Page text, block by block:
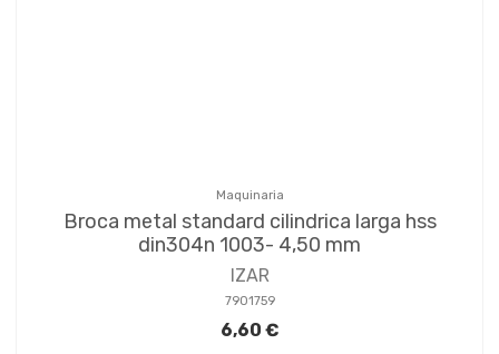
Maquinaria
Broca metal standard cilindrica larga hss
din304n 1003- 4,50 mm
IZAR
7901759
6,60 €